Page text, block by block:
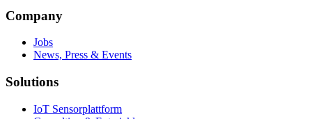
Company
Jobs
News, Press & Events
Solutions
IoT Sensorplattform